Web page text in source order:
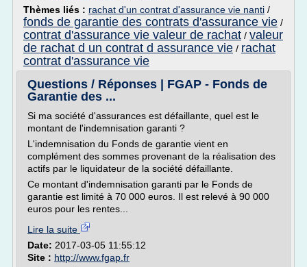
Thèmes liés : rachat d'un contrat d'assurance vie nanti /
fonds de garantie des contrats d'assurance vie /
contrat d'assurance vie valeur de rachat / valeur
de rachat d un contrat d assurance vie / rachat
contrat d'assurance vie
Questions / Réponses | FGAP - Fonds de
Garantie des ...
Si ma société d'assurances est défaillante, quel est le
montant de l'indemnisation garanti ?
L'indemnisation du Fonds de garantie vient en
complément des sommes provenant de la réalisation des
actifs par le liquidateur de la société défaillante.
Ce montant d'indemnisation garanti par le Fonds de
garantie est limité à 70 000 euros. Il est relevé à 90 000
euros pour les rentes...
Lire la suite
Date: 2017-03-05 11:55:12
Site : http://www.fgap.fr